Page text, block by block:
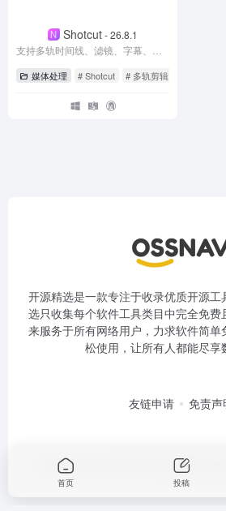
N Shotcut- 26.8.1
媒体处理 # Shotcut # 多轨剪辑
开源精选是一款专注于收录优质开源
选只收集每个软件工具类目中完全免费
来服务于所有网络用户，力求软件简单
松使用，让所有人都能尽享
友链申请 免责声
Copyright © 2026 OSSNAV开源软件导航
首页 投稿